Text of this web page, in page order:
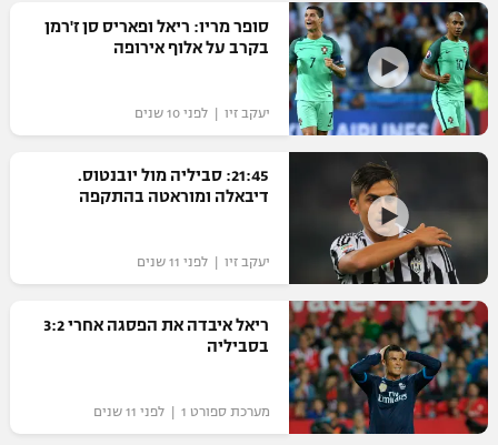
סופר מריו: ריאל ופאריס סן ז'רמן
בקרב על אלוף אירופה
יעקב זיו | לפני 10 שנים
21:45: סביליה מול יובנטוס.
דיבאלה ומוראטה בהתקפה
יעקב זיו | לפני 11 שנים
ריאל איבדה את הפסגה אחרי 3:2
בסביליה
מערכת ספורט 1 | לפני 11 שנים